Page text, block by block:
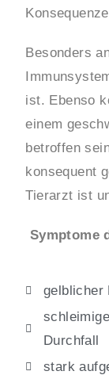
Besonders
ist. Ebenso
einem
betroffen
konsequent
Tierarzt ist
Symptome
gelblicher
Durchfall
stark